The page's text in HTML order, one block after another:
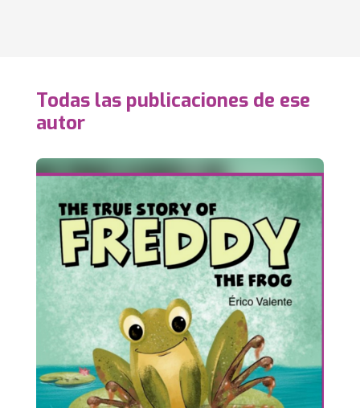
Todas las publicaciones de ese
autor